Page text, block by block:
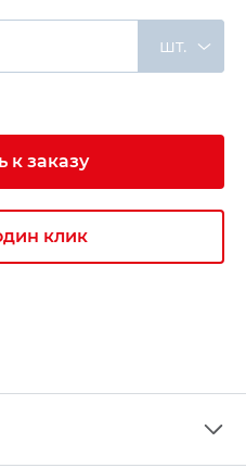
шт.
к заказу
клик